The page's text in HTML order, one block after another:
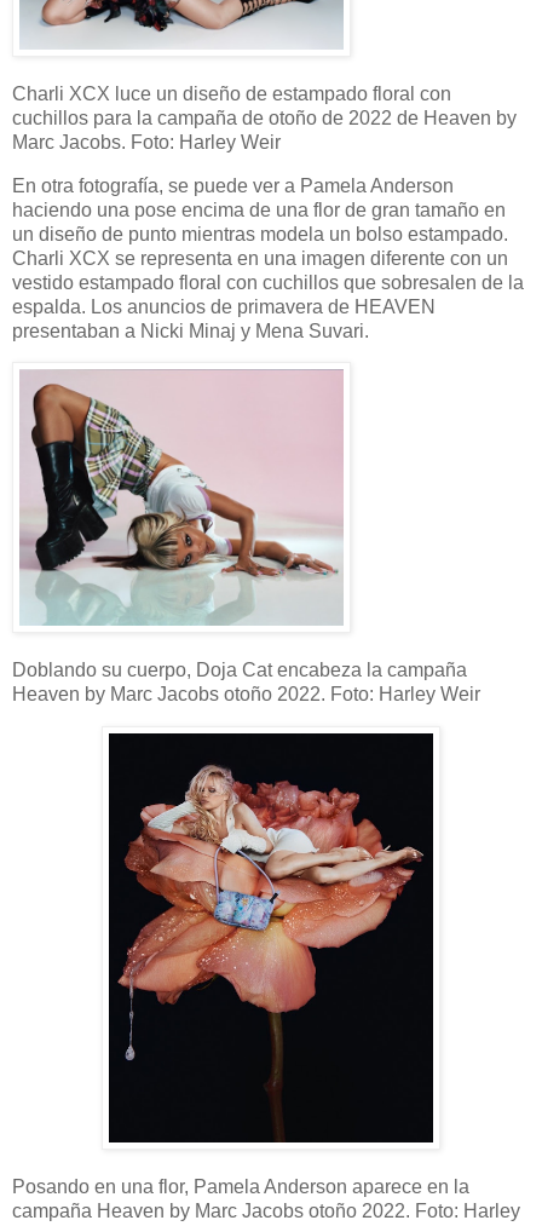
Charli XCX luce un diseño de estampado floral con
cuchillos para la campaña de otoño de 2022 de Heaven by
Marc Jacobs. Foto: Harley Weir
En otra fotografía, se puede ver a Pamela Anderson
haciendo una pose encima de una flor de gran tamaño en
un diseño de punto mientras modela un bolso estampado.
Charli XCX se representa en una imagen diferente con un
vestido estampado floral con cuchillos que sobresalen de la
espalda. Los anuncios de primavera de HEAVEN
presentaban a Nicki Minaj y Mena Suvari.
Doblando su cuerpo, Doja Cat encabeza la campaña
Heaven by Marc Jacobs otoño 2022. Foto: Harley Weir
Posando en una flor, Pamela Anderson aparece en la
campaña Heaven by Marc Jacobs otoño 2022. Foto: Harley